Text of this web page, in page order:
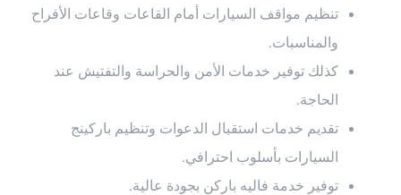
تنظيم مواقف السيارات أمام القاعات وقاعات الأفراح
والمناسبات.
كذلك توفير خدمات الأمن والحراسة والتفتيش عند
الحاجة.
تقديم خدمات استقبال الدعوات وتنظيم باركينج
السيارات بأسلوب احترافي.
توفير خدمة فاليه باركن بجودة عالية.